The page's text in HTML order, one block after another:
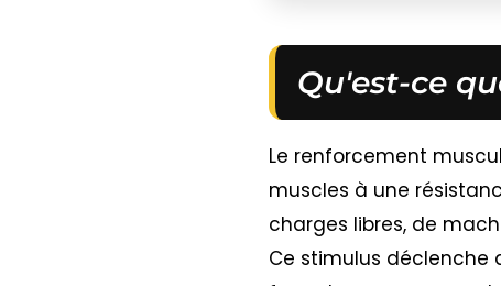
Qu'est-ce
Le renforcement
muscles à une
charges libres, de
Ce stimulus